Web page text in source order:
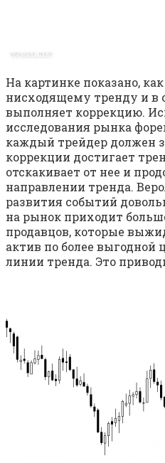
На картинке показано,
нисходящему тренду и в
выполняет коррекцию.
исследования рынка
каждый трейдер должен
коррекции достигает
отскакивает от нее и
направлении тренда.
развития событий
на рынок приходит
продавцов, которые
актив по более выгодной
линии тренда. Это